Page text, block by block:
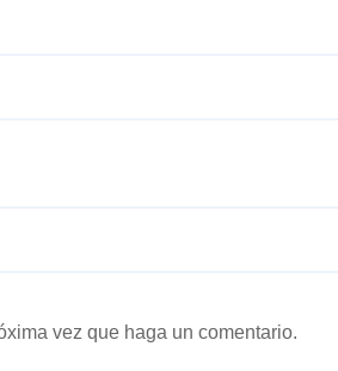
vez que haga un comentario.